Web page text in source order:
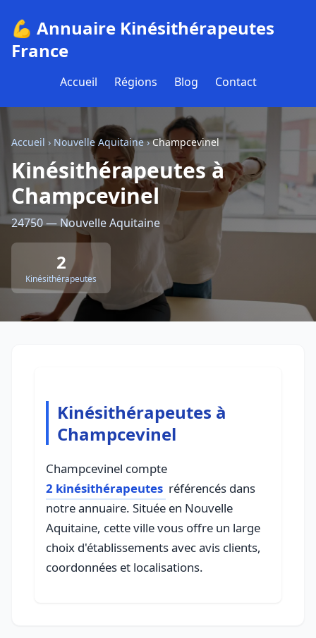
💪 Annuaire Kinésithérapeutes
France
Accueil Régions Blog Contact
Accueil › Nouvelle Aquitaine›Champcevinel
Kinésithérapeutes à
Champcevinel
24750 — Nouvelle Aquitaine
2
Kinésithérapeutes
Kinésithérapeutes à
Champcevinel
Champcevinel compte
2 kinésithérapeutes référencés dans
notre annuaire. Située en Nouvelle
Aquitaine, cette ville vous offre un large
choix d'établissements avec avis clients,
coordonnées et localisations.